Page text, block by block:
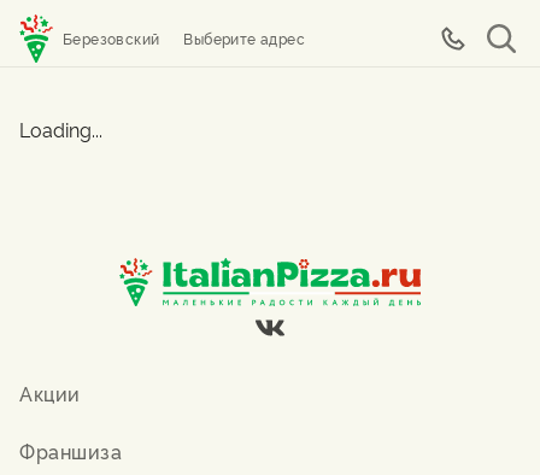
Березовский Выберите адрес
Loading...
Акции
Франшиза